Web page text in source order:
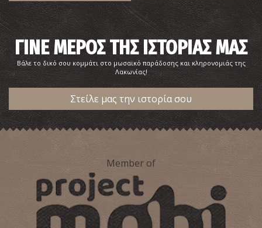
Παραλία Καστράκι
ΠΑΡΑΛΙΕΣ ~5.3Km
ΓΙΝΕ ΜΕΡΟΣ ΤΗΣ ΙΣΤΟΡΙΑΣ ΜΑΣ
Βάλε το δικό σου κομμάτι στο μωσαϊκό παράδοσης και κληρονομιάς της
Λακωνίας!
Στείλε μας την ιστορία σου
Member of